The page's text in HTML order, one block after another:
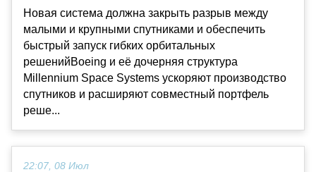
Новая система должна закрыть разрыв между
малыми и крупными спутниками и обеспечить
быстрый запуск гибких орбитальных
решенийBoeing и её дочерняя структура
Millennium Space Systems ускоряют производство
спутников и расширяют совместный портфель
реше...
22:07, 08 Июл